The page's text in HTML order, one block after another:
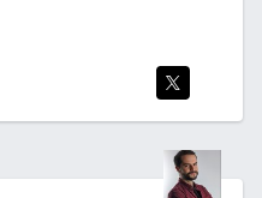
TWI
TEA
R